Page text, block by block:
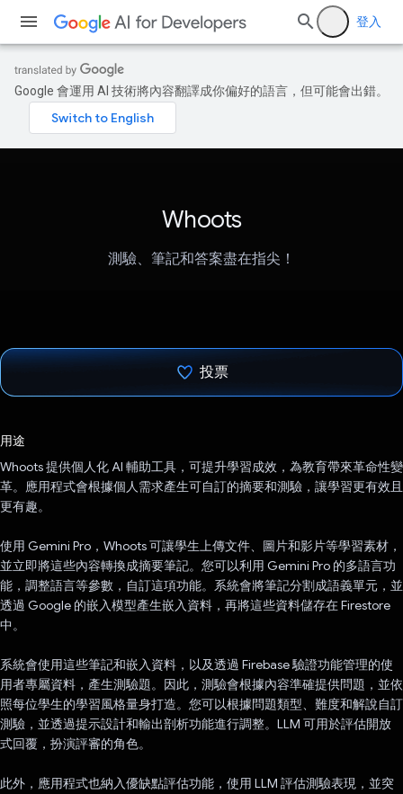
登入
Google 會運用 AI 技術將內容翻譯成你偏好的語言，但可能會出錯。
Whoots
測驗、筆記和答案盡在指尖！
投票
用途
Whoots 提供個人化 AI 輔助工具，可提升學習成效，為教育帶來革命性變
革。應用程式會根據個人需求產生可自訂的摘要和測驗，讓學習更有效且
更有趣。
使用 Gemini Pro，Whoots 可讓學生上傳文件、圖片和影片等學習素材，
並立即將這些內容轉換成摘要筆記。您可以利用 Gemini Pro 的多語言功
能，調整語言等參數，自訂這項功能。系統會將筆記分割成語義單元，並
透過 Google 的嵌入模型產生嵌入資料，再將這些資料儲存在 Firestore
中。
系統會使用這些筆記和嵌入資料，以及透過 Firebase 驗證功能管理的使
用者專屬資料，產生測驗題。因此，測驗會根據內容準確提供問題，並依
照每位學生的學習風格量身打造。您可以根據問題類型、難度和解說自訂
測驗，並透過提示設計和輸出剖析功能進行調整。LLM 可用於評估開放
式回覆，扮演評審的角色。
此外，應用程式也納入優缺點評估功能，使用 LLM 評估測驗表現，並突